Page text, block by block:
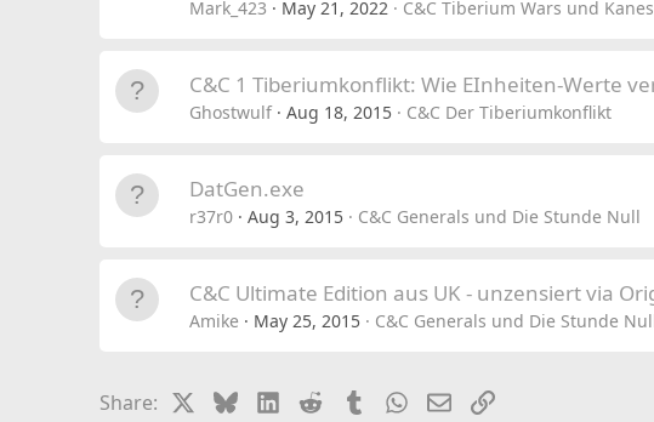
Mark_423 May 21, 2022 C&C Tiberium Wars und
C&C 1 Tiberiumkonflikt: Wie EInheiten-Werte
Ghostwulf Aug 18, 2015 C&C Der Tiberiumkonflikt
DatGen.exe
r37r0 Aug 3, 2015 C&C Generals und Die Stunde Null
C&C Ultimate Edition aus UK - unzensiert via
Amike May 25, 2015 C&C Generals und Die Stunde
Share: BlueskyLinkedIn
Reddit TumblrWhatsApp
EmailLink